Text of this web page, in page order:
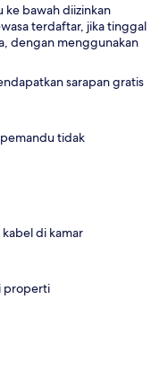
ke bawah diizinkan
terdaftar, jika tinggal
dengan menggunakan
sarapan gratis
tidak
di kamar
properti